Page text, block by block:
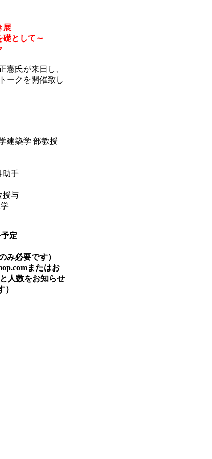
展
礎として～
憲氏が来日し、
ークを開催致し
建築学 部教授
助手
授与
定
み必要です）
またはお
人数をお知らせ